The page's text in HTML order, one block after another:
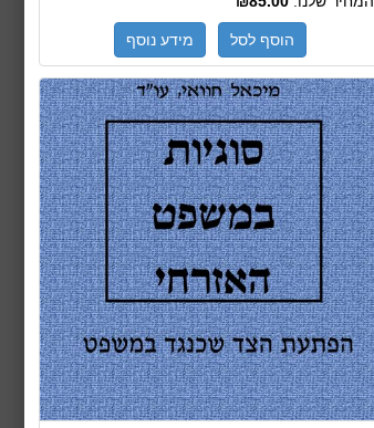
הוסף לסל מידע נוסף